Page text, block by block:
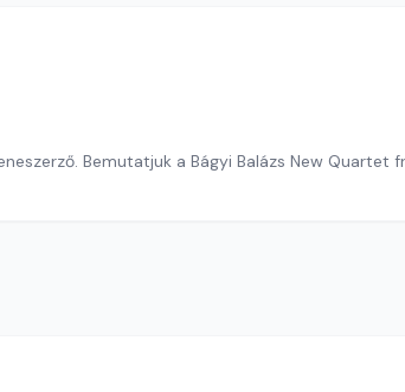
Bemutatjuk a Bágyi Balázs New Quartet